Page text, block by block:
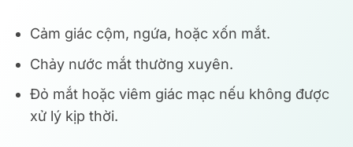
Cảm giác cộm, ngứa, hoặc xốn mắt.
Chảy nước mắt thường xuyên.
Đỏ mắt hoặc viêm giác mạc nếu không được
xử lý kịp thời.